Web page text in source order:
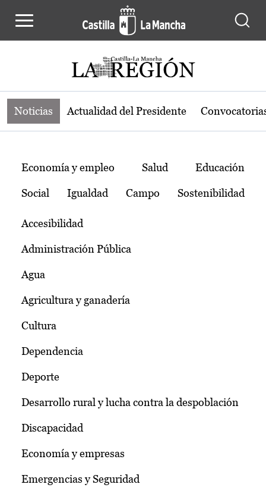
Noticias de la región de Castilla-La
Noticias Actualidad del Presidente
Temas
Economía y empleo Salud Educación
Social Igualdad Campo Sostenibilidad
Accesibilidad
Administración Pública
Agua
Agricultura y ganadería
Cultura
Dependencia
Deporte
Desarrollo rural y lucha contra la despoblación
Discapacidad
Economía y empresas
Emergencias y Seguridad